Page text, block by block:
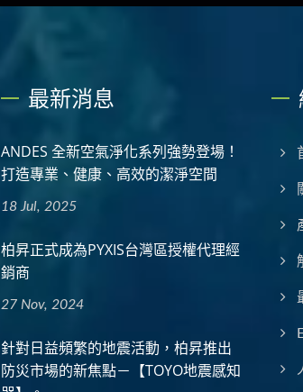
最新消息
ANDES 全新空氣淨化系列強勢登場！
打造專業、健康、高效的潔淨空間
18 Jul, 2025
柏昇正式成為PYXIS台灣區授權代理經
銷商
27 Nov, 2024
針對日益頻繁的地震活動，柏昇推出
防災市場的新焦點－【TOYO地震感知